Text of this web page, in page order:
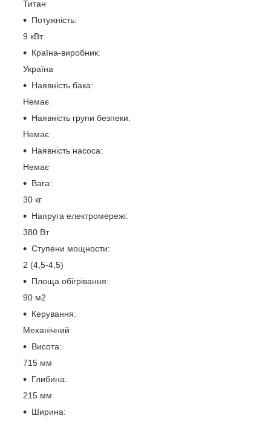
Титан
Потужність:
9 кВт
Країна-виробник:
Україна
Наявність бака:
Немає
Наявність групи безпеки:
Немає
Наявність насоса:
Немає
Вага:
30 кг
Напруга електромережі:
380 Вт
Ступени мощности:
2 (4,5-4,5)
Площа обігрівання:
90 м2
Керування:
Механічний
Висота:
715 мм
Глибина:
215 мм
Ширина: